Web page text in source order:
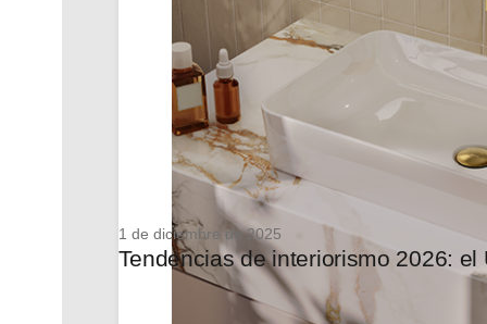
1 de diciembre de 2025
Tendencias de interiorismo 2026: